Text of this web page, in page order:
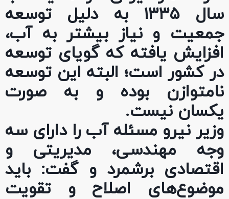
سال ۱۳۳۵ به دلیل توسعه
جمعیت و نیاز بیشتر به آب،
افزایش یافته که گویای توسعه
در کشور است؛ البته این توسعه
نامتوازن بوده و به صورت
یکسان نیست.
وزیر نیرو مسئله آب را دارای سه
وجه مهندسی، مدیریتی و
اقتصادی برشمرد و گفت: باید
موضوع‌های اصلاح و تقویت